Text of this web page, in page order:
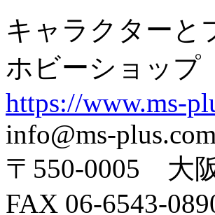
キャラクターと
ホビーショッ
https://www.ms-
info@ms-plus.com
〒550-0005 大
FAX 06-6543-